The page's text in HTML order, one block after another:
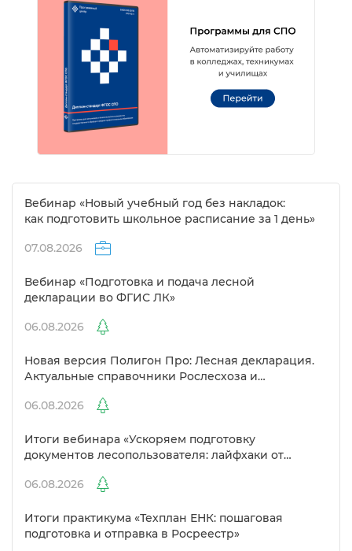
ебинар «Новый учебный год без накладок:
как подготовить школьное расписание за 1 день»
07.08.2026
ебинар «Подготовка и подача лесной
декларации во ФГИС ЛК»
06.08.2026
Новая версия Полигон Про: Лесная декларация.
Актуальные справочники Рослесхоза и
06.08.2026
Итоги вебинара «Ускоряем подготовку
документов лесопользователя: лайфхаки от
06.08.2026
Итоги практикума «Техплан ЕНК: пошаговая
подготовка и отправка в Росреестр»